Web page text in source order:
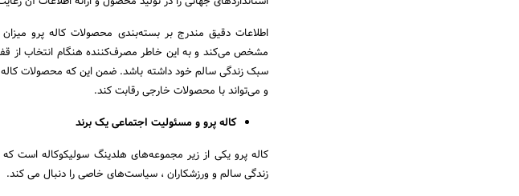
اطلاعات دقیق مندرج بر بسته‌بندی محصولات کاله پرو میزان
مشخص می‌کند و به این خاطر مصرف‌کننده هنگام انتخاب از
سبک زندگی سالم خود داشته باشد. ضمن این که محصولات
و می‌تواند با محصولات خارجی رقابت کند.
کاله پرو و مسئولیت اجتماعی یک برند
کاله پرو یکی از زیر مجموعه‌های هلدینگ سولیکوکاله است
زندگی سالم و ورزشکاران ، سیاست‌های خاصی را دنبال می کند.